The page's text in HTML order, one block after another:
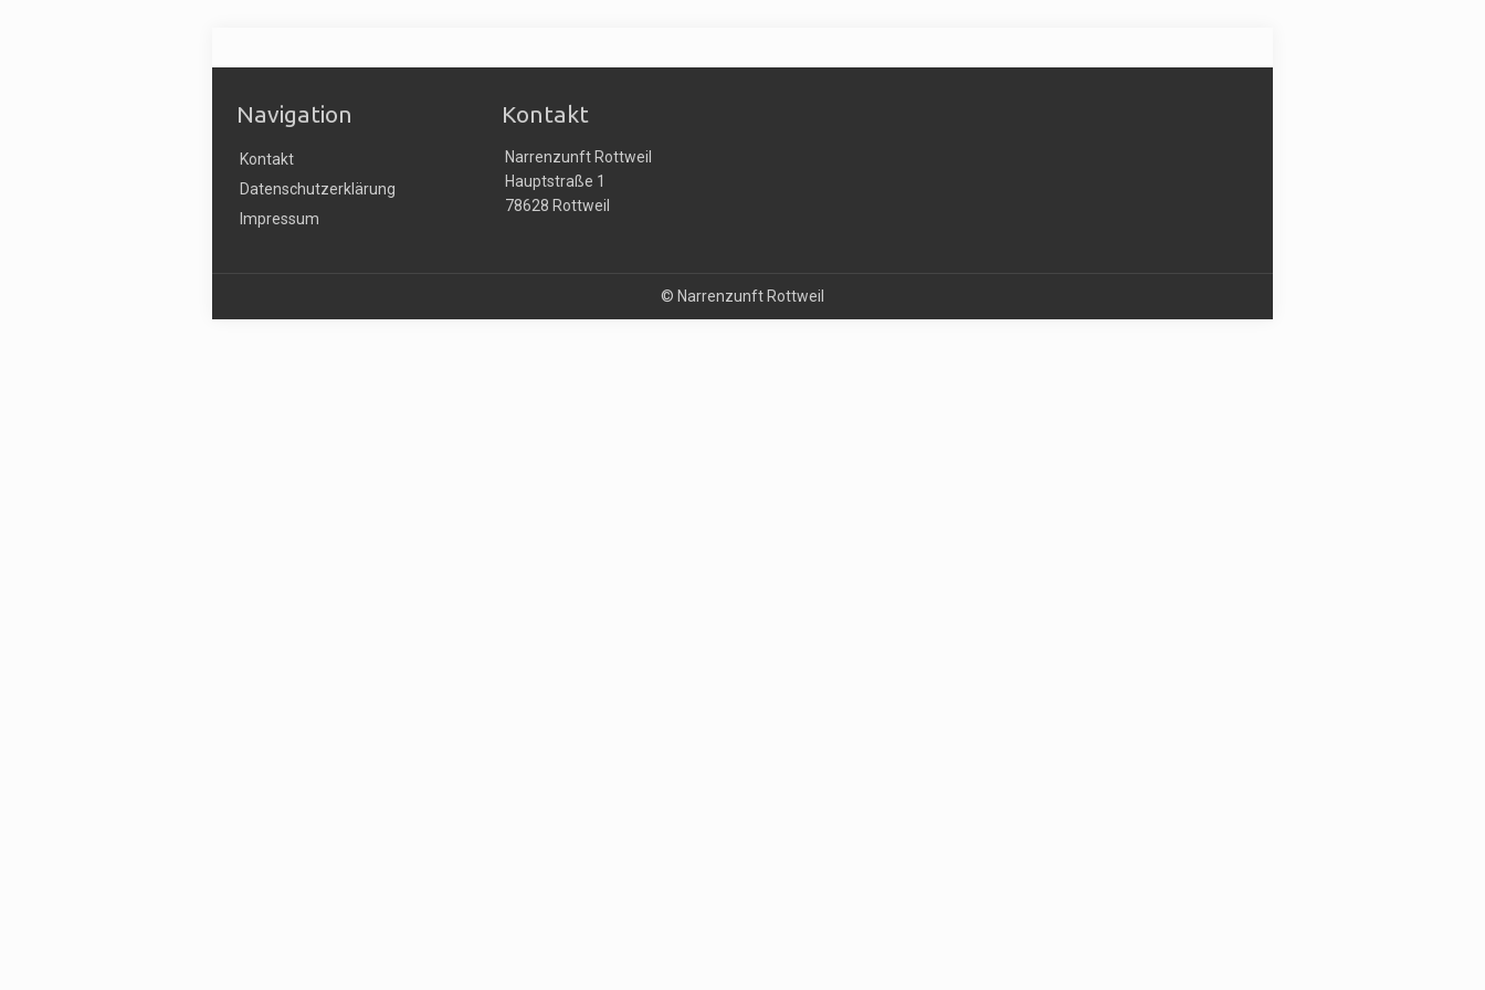
Navigation
Kontakt
Datenschutzerklärung
Impressum
Kontakt
Narrenzunft Rottweil
Hauptstraße 1
78628 Rottweil
© Narrenzunft Rottweil